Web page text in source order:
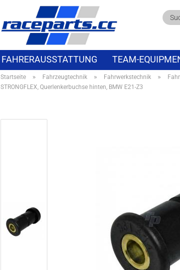
FAHRERAUSSTATTUNG TEAM-
ELEKTROZUBEHÖR
BMW SPECIALS
Startseite » Fahrzeugtechnik » Fahrwerkstechnik »
STRONGFLEX, Querlenkerbuchse hinten, BMW E21-Z3